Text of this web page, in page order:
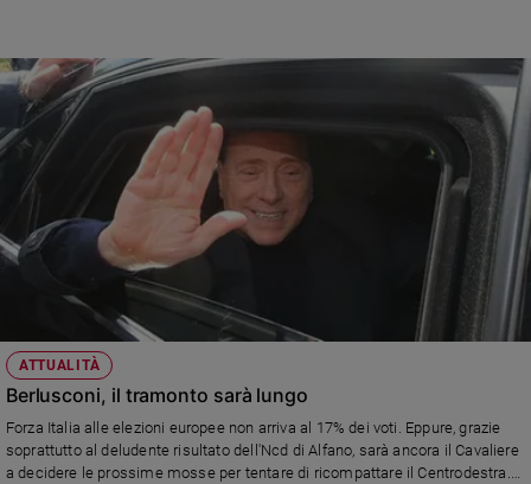
ATTUALITÀ
Berlusconi, il tramonto sarà lungo
Forza Italia alle elezioni europee non arriva al 17% dei voti. Eppure, grazie
soprattutto al deludente risultato dell'Ncd di Alfano, sarà ancora il Cavaliere
a decidere le prossime mosse per tentare di ricompattare il Centrodestra.